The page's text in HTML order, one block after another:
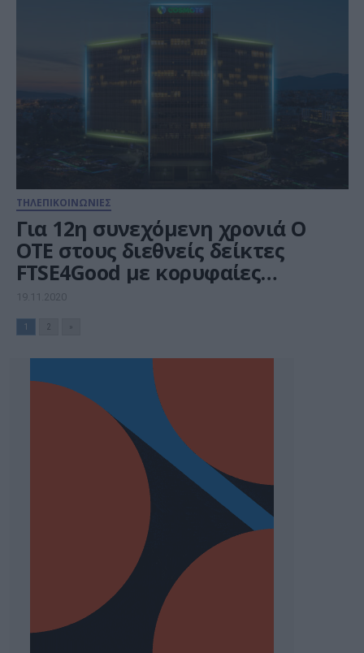
ΤΗΛΕΠΙΚΟΙΝΩΝΙΕΣ
Για 12η συνεχόμενη χρονιά Ο
ΟΤΕ στους διεθνείς δείκτες
FTSE4Good με κορυφαίες
εταιρείες
19.11.2020
1 2